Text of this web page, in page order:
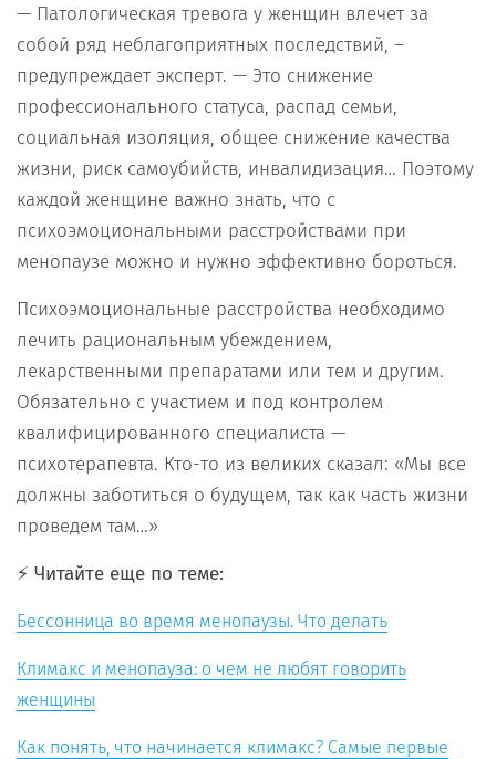
— Патологическая тревога у женщин влечет за
собой ряд неблагоприятных последствий, –
предупреждает эксперт. — Это снижение
профессионального статуса, распад семьи,
социальная изоляция, общее снижение качества
жизни, риск самоубийств, инвалидизация… Поэтому
каждой женщине важно знать, что с
психоэмоциональными расстройствами при
менопаузе можно и нужно эффективно бороться.
Психоэмоциональные расстройства необходимо
лечить рациональным убеждением,
лекарственными препаратами или тем и другим.
Обязательно с участием и под контролем
квалифицированного специалиста —
психотерапевта. Кто-то из великих сказал: «Мы все
должны заботиться о будущем, так как часть жизни
проведем там…»
⚡️ Читайте еще по теме:
Бессонница во время менопаузы. Что делать
Климакс и менопауза: о чем не любят говорить
женщины
Как понять, что начинается климакс? Самые первые